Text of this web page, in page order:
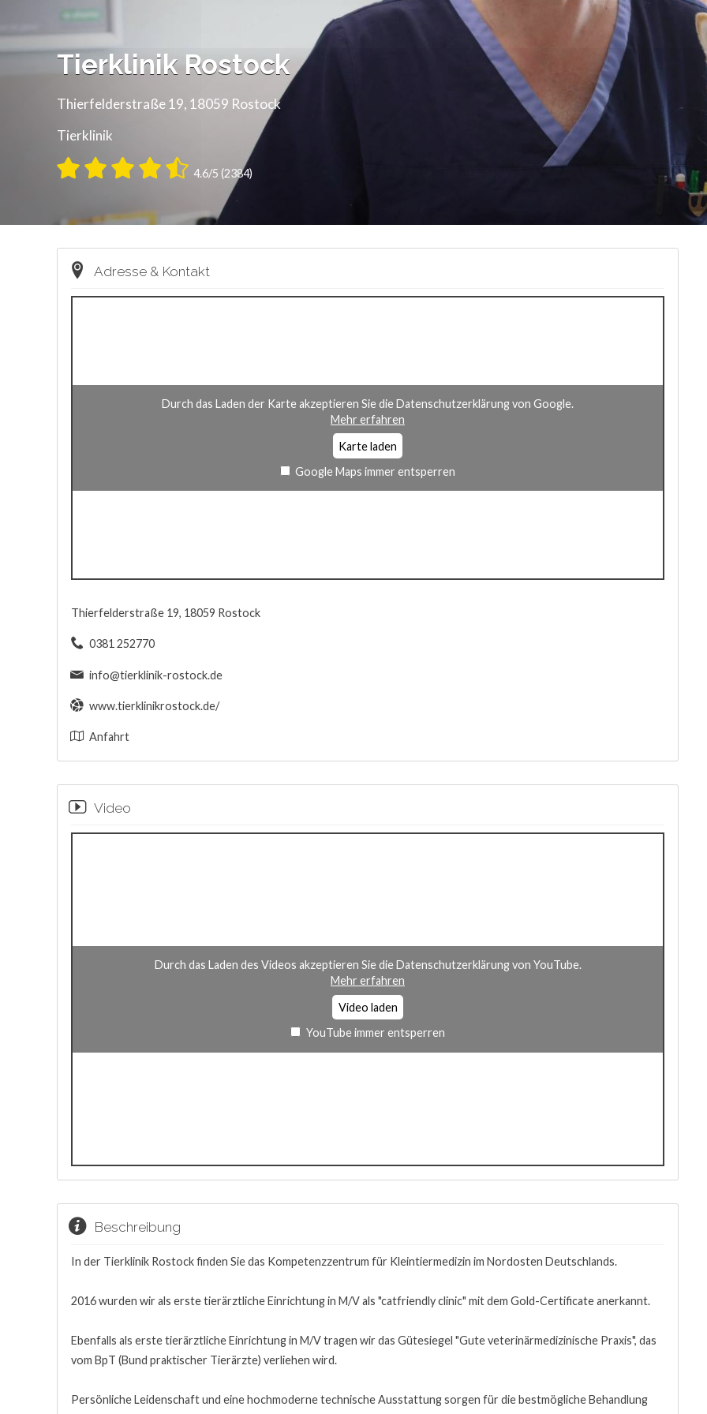
Tierklinik Rostock
Thierfelderstraße 19, 18059 Rostock
Tierklinik
4.6/5 (2384)
Adresse & Kontakt
Durch das Laden der Karte akzeptieren Sie die Datenschutzerklärung von Google.
Mehr erfahren
Karte laden
Google Maps immer entsperren
Thierfelderstraße 19, 18059 Rostock
0381 252770
info@tierklinik-rostock.de
www.tierklinikrostock.de/
Anfahrt
Video
Durch das Laden des Videos akzeptieren Sie die Datenschutzerklärung von YouTube.
Mehr erfahren
Video laden
YouTube immer entsperren
Beschreibung
In der Tierklinik Rostock finden Sie das Kompetenzzentrum für Kleintiermedizin im Nordosten Deutschlands.
2016 wurden wir als erste tierärztliche Einrichtung in M/V als "catfriendly clinic" mit dem Gold-Certificate anerkannt.
Ebenfalls als erste tierärztliche Einrichtung in M/V tragen wir das Gütesiegel "Gute veterinärmedizinische Praxis", das
vom BpT (Bund praktischer Tierärzte) verliehen wird.
Persönliche Leidenschaft und eine hochmoderne technische Ausstattung sorgen für die bestmögliche Behandlung